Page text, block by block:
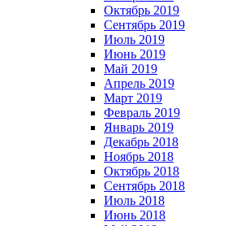
Октябрь 2019
Сентябрь 2019
Июль 2019
Июнь 2019
Май 2019
Апрель 2019
Март 2019
Февраль 2019
Январь 2019
Декабрь 2018
Ноябрь 2018
Октябрь 2018
Сентябрь 2018
Июль 2018
Июнь 2018